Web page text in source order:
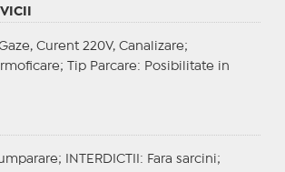
Curent 220V, Canalizare;
Tip Parcare: Posibilitate in
INTERDICTII : Fara sarcini;